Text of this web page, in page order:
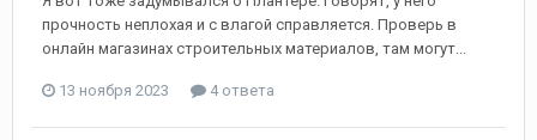
прочность неплохая и с влагой справляется. Проверь в
онлайн магазинах строительных материалов, там могут...
13 ноября 2023 4 ответа